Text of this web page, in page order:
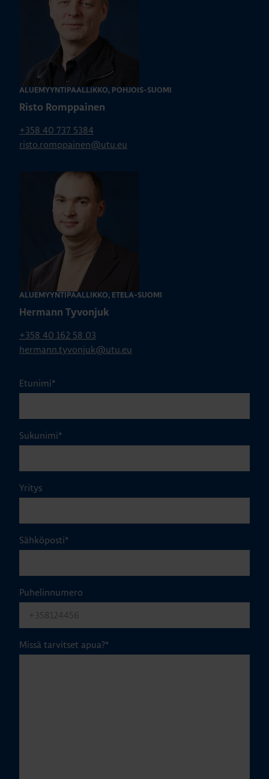
ALUEMYYNTIPÄÄLLIKKÖ, POHJOIS-SUOMI
Risto Romppainen
+358 40 737 5384
risto.romppainen@utu.eu
ALUEMYYNTIPÄÄLLIKKÖ, ETELÄ-SUOMI
Hermann Tyvonjuk
+358 40 162 58 03
hermann.tyvonjuk@utu.eu
Etunimi*
Sukunimi*
Yritys
Sähköposti*
Puhelinnumero
Missä tarvitset apua?*